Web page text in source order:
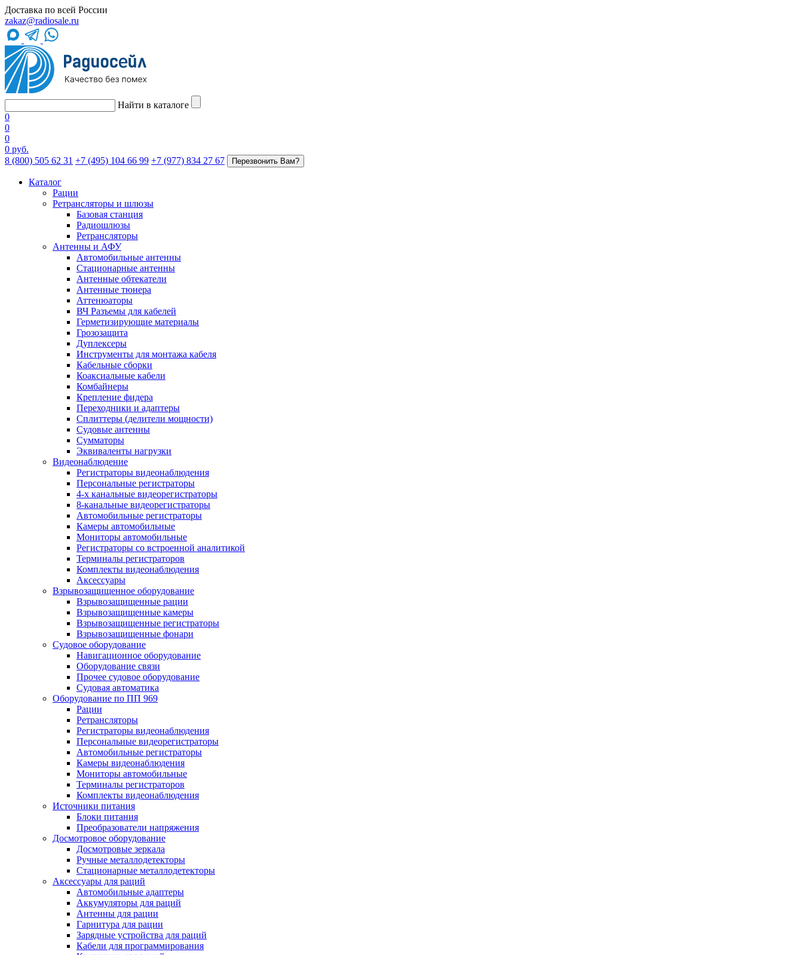
Доставка по всей России
zakaz@radiosale.ru
Найти в каталоге
0
0
0
0 руб.
8 (800) 505 62 31 +7 (495) 104 66 99 +7 (977) 834 27 67 Перезвонить Вам?
Каталог
Рации
Ретрансляторы и шлюзы
Базовая станция
Радиошлюзы
Ретрансляторы
Антенны и АФУ
Автомобильные антенны
Стационарные антенны
Антенные обтекатели
Антенные тюнера
Аттенюаторы
ВЧ Разъемы для кабелей
Герметизирующие материалы
Грозозащита
Дуплексеры
Инструменты для монтажа кабеля
Кабельные сборки
Коаксиальные кабели
Комбайнеры
Крепление фидера
Переходники и адаптеры
Сплиттеры (делители мощности)
Судовые антенны
Сумматоры
Эквиваленты нагрузки
Видеонаблюдение
Регистраторы видеонаблюдения
Персональные регистраторы
4-х канальные видеорегистраторы
8-канальные видеорегистраторы
Автомобильные регистраторы
Камеры автомобильные
Мониторы автомобильные
Регистраторы со встроенной аналитикой
Терминалы регистраторов
Комплекты видеонаблюдения
Аксессуары
Взрывозащищенное оборудование
Взрывозащищенные рации
Взрывозащищенные камеры
Взрывозащищенные регистраторы
Взрывозащищенные фонари
Судовое оборудование
Навигационное оборудование
Оборудование связи
Прочее судовое оборудование
Судовая автоматика
Оборудование по ПП 969
Рации
Ретрансляторы
Регистраторы видеонаблюдения
Персональные видеорегистраторы
Автомобильные регистраторы
Камеры видеонаблюдения
Мониторы автомобильные
Терминалы регистраторов
Комплекты видеонаблюдения
Источники питания
Блоки питания
Преобразователи напряжения
Досмотровое оборудование
Досмотровые зеркала
Ручные металлодетекторы
Стационарные металлодетекторы
Аксессуары для раций
Автомобильные адаптеры
Аккумуляторы для раций
Антенны для рации
Гарнитура для рации
Зарядные устройства для раций
Кабели для программирования